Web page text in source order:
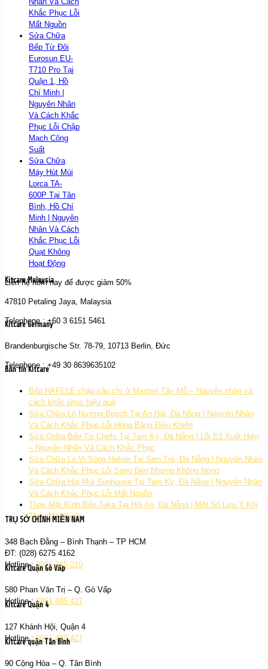
Khắc Phục Lỗi
Mất Nguồn
Sửa Chữa
Bếp Từ Đôi
Eurosun EU-
T710 Pro Tại
Quận 1, Hồ
Chí Minh |
Nguyên Nhân
Và Cách Khắc
Phục Lỗi Chập
Mạch Công
Suất
Sửa Chữa
Máy Hút Mùi
Lorca TA-
600P Tại Tân
Bình, Hồ Chí
Minh | Nguyên
Nhân Và Cách
Khắc Phục Lỗi
Quạt Không
Hoạt Động
Liên hệ hôm nay để được giảm 50%
Kitcare Malaysia
47810 Petaling Jaya, Malaysia
Telephone : +60 3 6151 5461
Kitcare Germany
Brandenburgische Str. 78-79, 10713 Berlin, Đức
Telephone : +49 30 8639635102
Bản tin Kitcare
Bếp HAFELE chập cầu chì ở Masteri Tây Mỗ – Nguyên nhân và
cách khắc phục hiệu quả
Sửa Chữa Lò Nướng Bosch Tại An Hải, Đà Nẵng | Nguyên Nhân
Và Cách Khắc Phục Lỗi Hỏng Bảng Điều Khiển
Sửa Chữa Bếp Từ Chefs Tại Tam Kỳ, Đà Nẵng | Lỗi E2 Xuất Hiện
– Nguyên Nhân Và Cách Khắc Phục
Sửa Chữa Lò Vi Sóng Hafele Tại Sơn Trà, Đà Nẵng | Nguyên Nhân
Và Cách Khắc Phục Lỗi Sáng Đèn Nhưng Không Nóng
Sửa Chữa Hút Mùi Sunhouse Tại Tam Kỳ, Đà Nẵng | Nguyên Nhân
Và Cách Khắc Phục Lỗi Mất Nguồn
Thay Mặt Kính Bếp Teka Tại Hội An, Đà Nẵng | Một Số Lưu Ý Khi
Thay Mặt Kính
TRỤ SỞ CHÍNH MIỀN NAM
348 Bạch Đằng – Bình Thạnh – TP HCM
ĐT: (028) 6275 4162
Hotline :0936 345 210
Kitcare Quận Gò Vấp
580 Phan Văn Trị – Q. Gò Vấp
Hotline :0961 485 427
Kitcare Quận 4
127 Khánh Hội, Quận 4
Hotline :0961 485 427
Kitcare quận Tân Bình
90 Cộng Hòa – Q. Tân Bình